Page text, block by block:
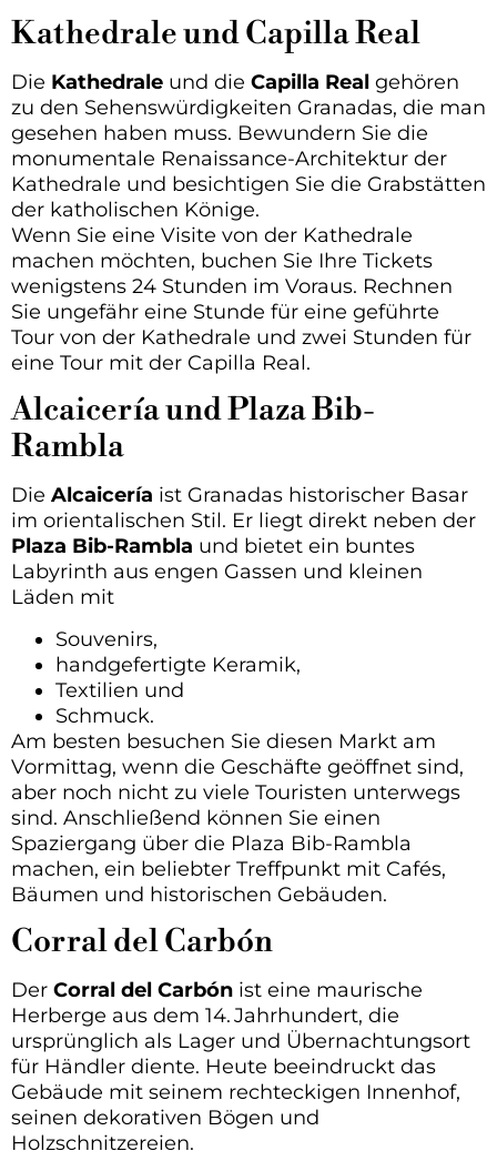
Kathedrale und Capilla Real
Die Kathedrale und die Capilla Real gehören
zu den Sehenswürdigkeiten Granadas, die man
gesehen haben muss. Bewundern Sie die
monumentale Renaissance-Architektur der
Kathedrale und besichtigen Sie die Grabstätten
der katholischen Könige.
Wenn Sie eine Visite von der Kathedrale
machen möchten, buchen Sie Ihre Tickets
wenigstens 24 Stunden im Voraus. Rechnen
Sie ungefähr eine Stunde für eine geführte
Tour von der Kathedrale und zwei Stunden für
eine Tour mit der Capilla Real.
Alcaicería und Plaza Bib-
Rambla
Die Alcaicería ist Granadas historischer Basar
im orientalischen Stil. Er liegt direkt neben der
Plaza Bib-Rambla und bietet ein buntes
Labyrinth aus engen Gassen und kleinen
Läden mit
Souvenirs,
handgefertigte Keramik,
Textilien und
Schmuck.
Am besten besuchen Sie diesen Markt am
Vormittag, wenn die Geschäfte geöffnet sind,
aber noch nicht zu viele Touristen unterwegs
sind. Anschließend können Sie einen
Spaziergang über die Plaza Bib-Rambla
machen, ein beliebter Treffpunkt mit Cafés,
Bäumen und historischen Gebäuden.
Corral del Carbón
Der Corral del Carbón ist eine maurische
Herberge aus dem 14. Jahrhundert, die
ursprünglich als Lager und Übernachtungsort
für Händler diente. Heute beeindruckt das
Gebäude mit seinem rechteckigen Innenhof,
seinen dekorativen Bögen und
Holzschnitzereien.